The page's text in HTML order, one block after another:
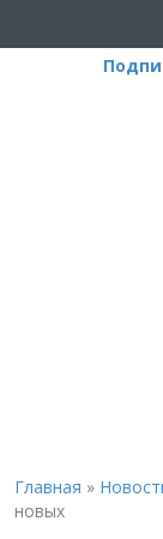
Главная »
новых